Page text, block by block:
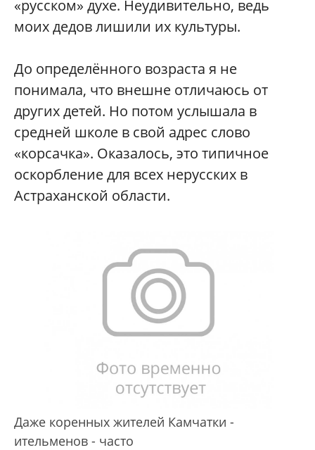
«русском» духе. Неудивительно, ведь
моих дедов лишили их культуры.
До определённого возраста я не
понимала, что внешне отличаюсь от
других детей. Но потом услышала в
средней школе в свой адрес слово
«корсачка». Оказалось, это типичное
оскорбление для всех нерусских в
Астраханской области.
Даже коренных жителей Камчатки -
ительменов - часто